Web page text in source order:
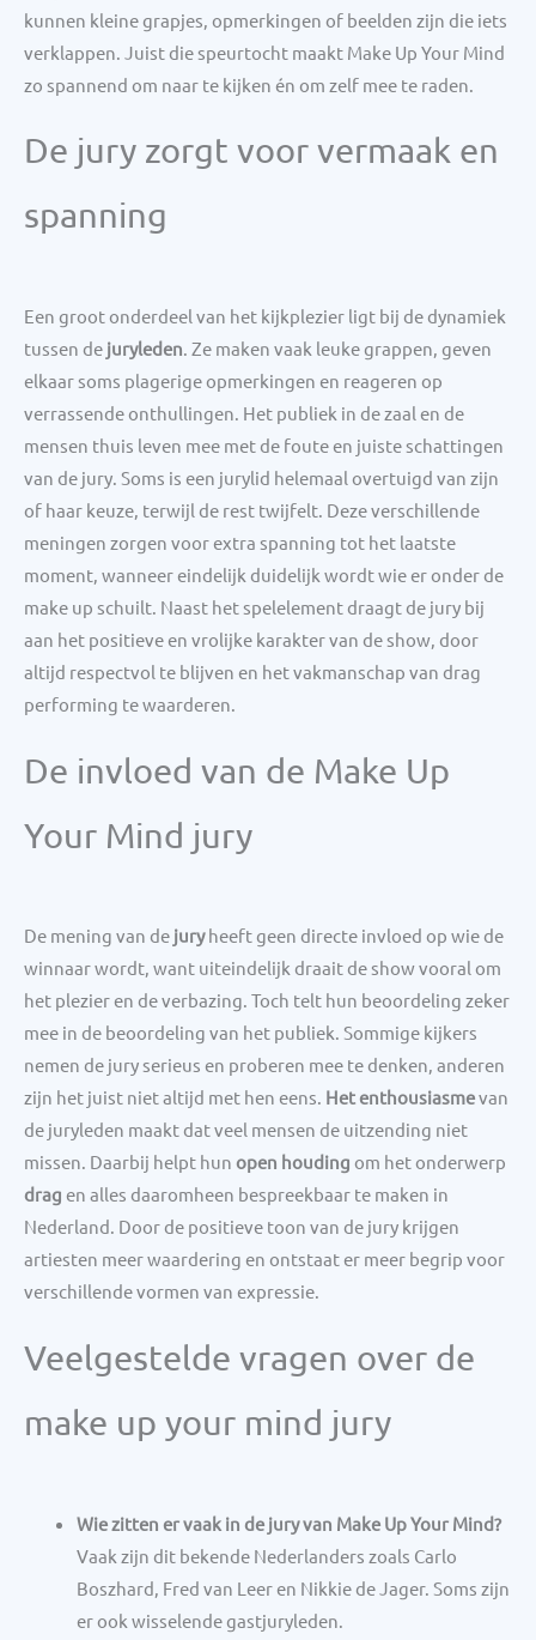
kunnen kleine grapjes, opmerkingen of beelden zijn die iets
verklappen. Juist die speurtocht maakt Make Up Your Mind
zo spannend om naar te kijken én om zelf mee te raden.
De jury zorgt voor vermaak en
spanning
Een groot onderdeel van het kijkplezier ligt bij de dynamiek
tussen de juryleden. Ze maken vaak leuke grappen, geven
elkaar soms plagerige opmerkingen en reageren op
verrassende onthullingen. Het publiek in de zaal en de
mensen thuis leven mee met de foute en juiste schattingen
van de jury. Soms is een jurylid helemaal overtuigd van zijn
of haar keuze, terwijl de rest twijfelt. Deze verschillende
meningen zorgen voor extra spanning tot het laatste
moment, wanneer eindelijk duidelijk wordt wie er onder de
make up schuilt. Naast het spelelement draagt de jury bij
aan het positieve en vrolijke karakter van de show, door
altijd respectvol te blijven en het vakmanschap van drag
performing te waarderen.
De invloed van de Make Up
Your Mind jury
De mening van de juryheeft geen directe invloed op wie de
winnaar wordt, want uiteindelijk draait de show vooral om
het plezier en de verbazing. Toch telt hun beoordeling zeker
mee in de beoordeling van het publiek. Sommige kijkers
nemen de jury serieus en proberen mee te denken, anderen
zijn het juist niet altijd met hen eens. Het enthousiasmevan
de juryleden maakt dat veel mensen de uitzending niet
missen. Daarbij helpt hun open houding om het onderwerp
drag en alles daaromheen bespreekbaar te maken in
Nederland. Door de positieve toon van de jury krijgen
artiesten meer waardering en ontstaat er meer begrip voor
verschillende vormen van expressie.
Veelgestelde vragen over de
make up your mind jury
Wie zitten er vaak in de jury van Make Up Your Mind?
Vaak zijn dit bekende Nederlanders zoals Carlo
Boszhard, Fred van Leer en Nikkie de Jager. Soms zijn
er ook wisselende gastjuryleden.